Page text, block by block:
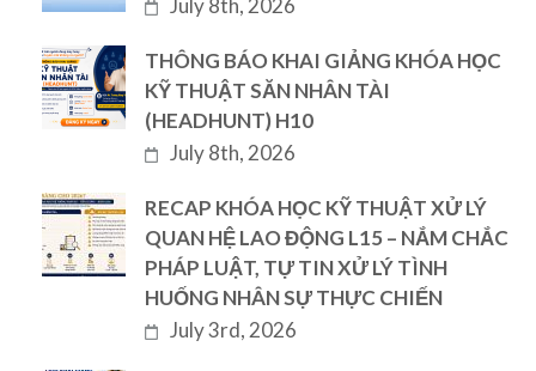
July 8th, 2026
THÔNG BÁO KHAI GIẢNG KHÓA HỌC
KỸ THUẬT SĂN NHÂN TÀI
(HEADHUNT) H10
July 8th, 2026
RECAP KHÓA HỌC KỸ THUẬT XỬ LÝ
QUAN HỆ LAO ĐỘNG L15 – NẮM CHẮC
PHÁP LUẬT, TỰ TIN XỬ LÝ TÌNH
HUỐNG NHÂN SỰ THỰC CHIẾN
July 3rd, 2026